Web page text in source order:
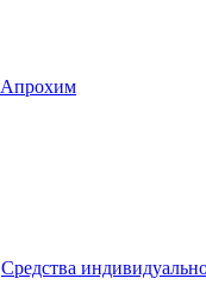
Средства